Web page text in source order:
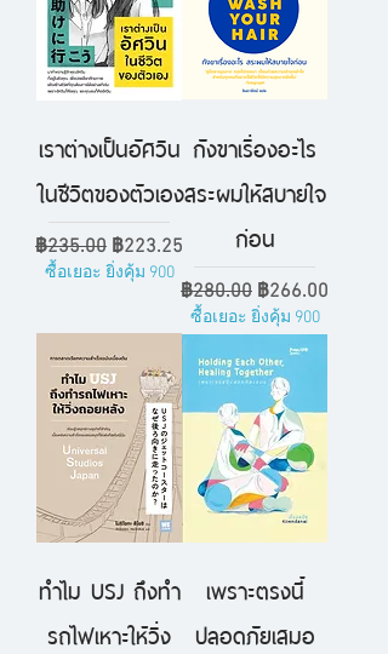
เราต่างเป็นอัศวิน
ในชีวิตของตัวเอง
ราคาปกติ
฿235.00 ราคาขายลด
฿223.25
ซื้อเยอะ ยิ่งคุ้ม 900
กังขาเรื่องอะไร
สระผมให้สบายใจ
ก่อน
ราคาปกติ
฿280.00 ราคาขายลด
฿266.00
ซื้อเยอะ ยิ่งคุ้ม 900
ทำไม USJ ถึงทำ
รถไฟเหาะให้วิ่ง
เพราะตรงนี้
ปลอดภัยเสมอ